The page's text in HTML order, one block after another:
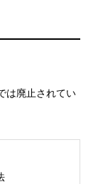
は廃止されてい